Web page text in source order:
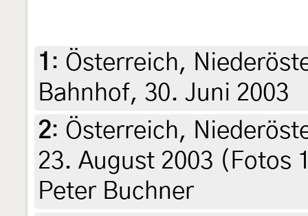
1 : Österreich,
Bahnhof, 30. Juni 2003
2: Österreich,
23. August 2003 (Fotos
Peter Buchner